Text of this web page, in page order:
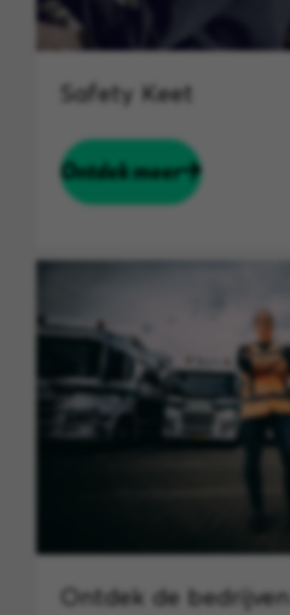
Safety Keet
Ontdek meer
Ontdek de bedrijven